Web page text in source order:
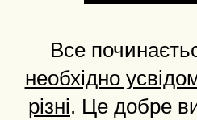
Все
необхідно
різні. Це добре